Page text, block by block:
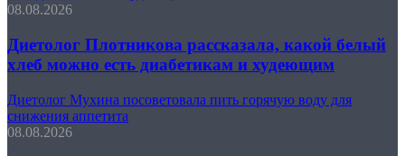
08.08.2026
Диетолог Плотникова рассказала, какой белый
хлеб можно есть диабетикам и худеющим
Диетолог Мухина посоветовала пить горячую воду для
снижения аппетита
08.08.2026